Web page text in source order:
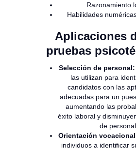
Razonamiento
Habilidades
Aplicaciones
pruebas
Selección de personal:
las utilizan para
candidatos con las
adecuadas para un
aumentando las
éxito laboral y
de personal.
Orientación
individuos a identificar